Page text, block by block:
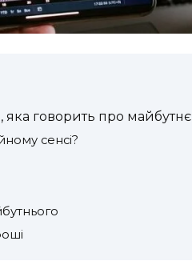
яка говорить про майбутнє
сенсі?